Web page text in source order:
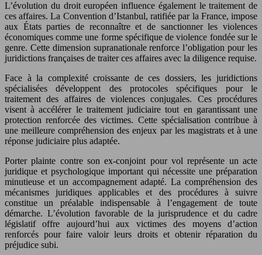
L’évolution du droit européen influence également le traitement de
ces affaires. La Convention d’Istanbul, ratifiée par la France, impose
aux États parties de reconnaître et de sanctionner les violences
économiques comme une forme spécifique de violence fondée sur le
genre. Cette dimension supranationale renforce l’obligation pour les
juridictions françaises de traiter ces affaires avec la diligence requise.
Face à la complexité croissante de ces dossiers, les juridictions
spécialisées développent des protocoles spécifiques pour le
traitement des affaires de violences conjugales. Ces procédures
visent à accélérer le traitement judiciaire tout en garantissant une
protection renforcée des victimes. Cette spécialisation contribue à
une meilleure compréhension des enjeux par les magistrats et à une
réponse judiciaire plus adaptée.
Porter plainte contre son ex-conjoint pour vol représente un acte
juridique et psychologique important qui nécessite une préparation
minutieuse et un accompagnement adapté. La compréhension des
mécanismes juridiques applicables et des procédures à suivre
constitue un préalable indispensable à l’engagement de toute
démarche. L’évolution favorable de la jurisprudence et du cadre
législatif offre aujourd’hui aux victimes des moyens d’action
renforcés pour faire valoir leurs droits et obtenir réparation du
préjudice subi.